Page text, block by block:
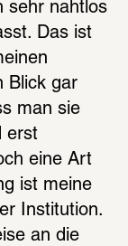
sehr nahtlos
Das ist
Blick gar
man sie
erst
eine Art
ist meine
Institution.
an die